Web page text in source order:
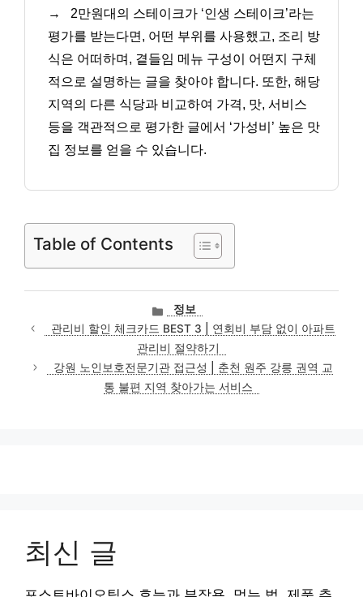
→
2만원대의 스테이크가 ‘인생 스테이크’라는
평가를 받는다면, 어떤 부위를 사용했고, 조리 방
식은 어떠하며, 곁들임 메뉴 구성이 어떤지 구체
적으로 설명하는 글을 찾아야 합니다. 또한, 해당
지역의 다른 식당과 비교하여 가격, 맛, 서비스
등을 객관적으로 평가한 글에서 ‘가성비’ 높은 맛
집 정보를 얻을 수 있습니다.
Table of Contents
카
테
고
리
정보
관리비 할인 체크카드 BEST 3 | 연회비 부담 없이 아파트
관리비 절약하기
강원 노인보호전문기관 접근성 | 춘천 원주 강릉 권역 교
통 불편 지역 찾아가는 서비스
최신 글